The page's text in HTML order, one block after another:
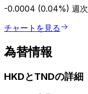
-0.0004 (0.04%) 週次
チャートを見る
為替情報
HKDとTNDの詳細